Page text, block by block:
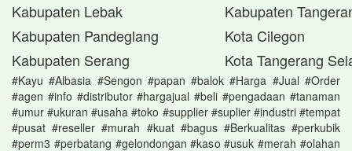
Kabupaten Lebak
Kabupaten
Kabupaten Pandeglang
Kota Cilegon
Kabupaten Serang
Kota Tangerang
#Kayu #Albasia #Sengon #papan #balok #Harga #Jual #Order
#agen #info #distributor #hargajual #beli #pengadaan #tanaman
#umur #ukuran #usaha #toko #supplier #suplier #industri #tempat
#pusat #reseller #murah #kuat #bagus #Berkualitas #perkubik
#perm3 #perbatang #gelondongan #kaso #usuk #merah #olahan